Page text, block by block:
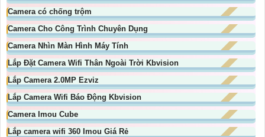
Camera có chống trộm
Camera Cho Công Trình Chuyên Dụng
Camera Nhìn Màn Hình Máy Tính
Lắp Đặt Camera Wifi Thân Ngoài Trời Kbvision
Lắp Camera 2.0MP Ezviz
Lắp Camera Wifi Báo Động Kbvision
Camera Imou Cube
Lắp camera wifi 360 Imou Giá Rẻ